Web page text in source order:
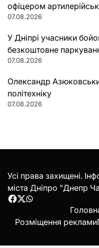
офіцером
07.08.2026
У Дніпрі учасники
безкоштовне
07.08.2026
Олександр
політехніку
07.08.2026
Усі права захищені.
міста Дніпро "Днепр
Facebook
Twitter
WhatsApp
Розміщення реклами